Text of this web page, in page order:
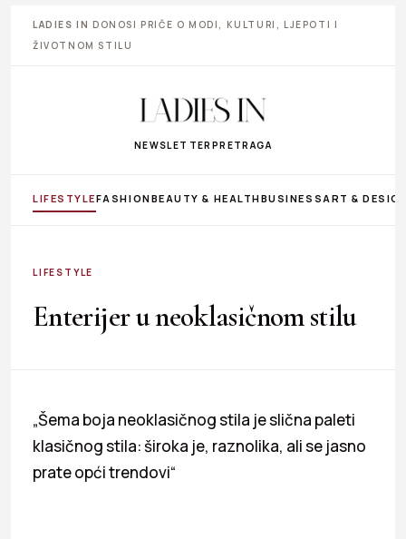
LADIES IN DONOSI PRIČE O MODI, KULTURI, LJEPOTI I
ŽIVOTNOM STILU
NEWSLETTER PRETRAGA
LIFESTYLEFASHIONBEAUTY & HEALTHBUSINESS ART &
LIFESTYLE
Enterijer u neoklasičnom stilu
„Šema boja neoklasičnog stila je slična paleti
klasičnog stila: široka je, raznolika, ali se jasno
prate opći trendovi“